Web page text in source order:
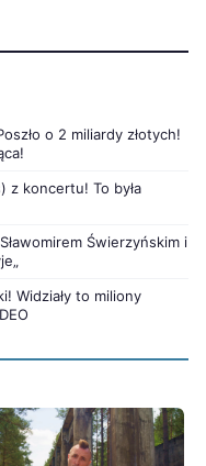
o 2 miliardy złotych!
z koncertu! To była
Świerzyńskim i
Widziały to miliony